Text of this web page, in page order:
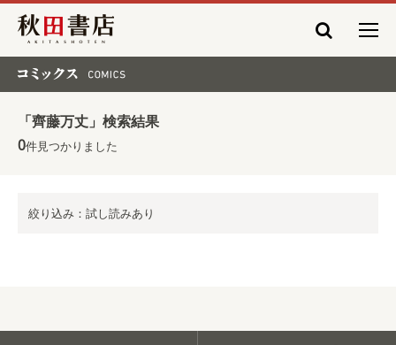
秋田書店
「齊藤万丈」検索結果
0件見つかりました
絞り込み：試し読みあり